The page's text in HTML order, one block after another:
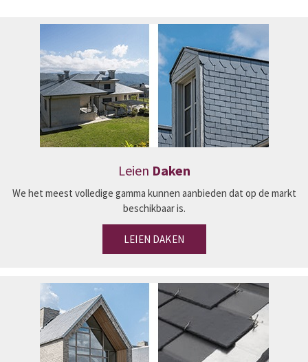
Leien Daken
We het meest volledige gamma kunnen aanbieden dat op de markt
beschikbaar is.
LEIEN DAKEN